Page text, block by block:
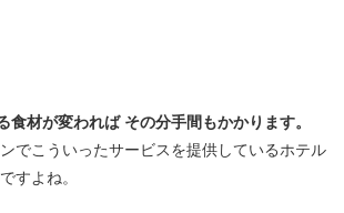
食材が変われば その分手間もかかります。
でこういったサービスを提供しているホテル
すよね。